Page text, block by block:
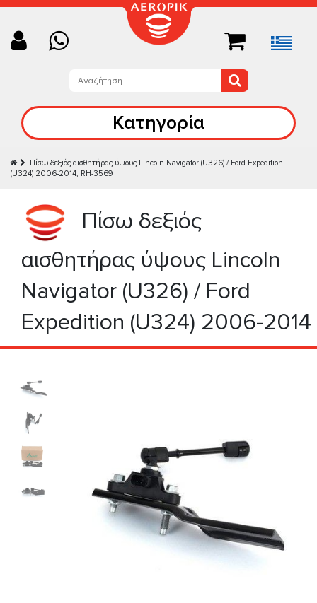
Κατηγορία
Πίσω δεξιός αισθητήρας ύψους Lincoln Navigator (U326) / Ford Expedition
(U324) 2006-2014, RH-3569
Πίσω δεξιός
αισθητήρας ύψους Lincoln
Navigator (U326) / Ford
Expedition (U324) 2006-2014